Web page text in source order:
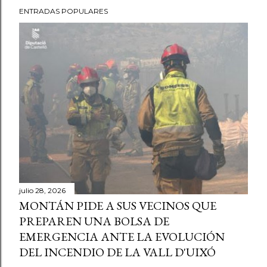
ENTRADAS POPULARES
julio 28, 2026
MONTÁN PIDE A SUS VECINOS QUE
PREPAREN UNA BOLSA DE
EMERGENCIA ANTE LA EVOLUCIÓN
DEL INCENDIO DE LA VALL D'UIXÓ